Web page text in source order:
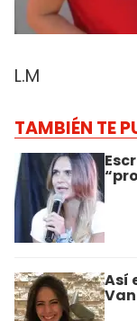
L.M
TAMBIÉN TE
Así